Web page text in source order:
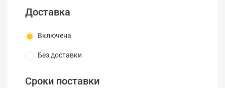
Доставка
Включена
Без доставки
Сроки поставки